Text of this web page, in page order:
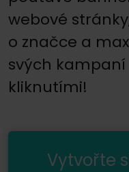
webové
o značce a
svých
kliknutími!
Vytvořte